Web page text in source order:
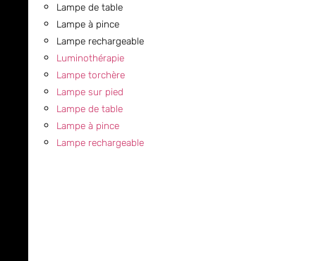
Lampe de table
Lampe à pince
Lampe rechargeable
Luminothérapie
Lampe torchère
Lampe sur pied
Lampe de table
Lampe à pince
Lampe rechargeable